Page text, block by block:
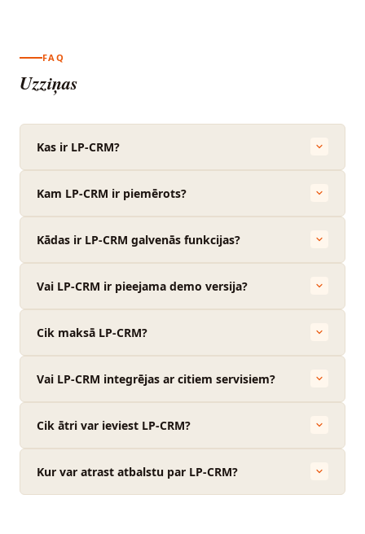
FAQ
Uzziņas
Kas ir LP-CRM?
Kam LP-CRM ir piemērots?
Kādas ir LP-CRM galvenās funkcijas?
Vai LP-CRM ir pieejama demo versija?
Cik maksā LP-CRM?
Vai LP-CRM integrējas ar citiem servisiem?
Cik ātri var ieviest LP-CRM?
Kur var atrast atbalstu par LP-CRM?